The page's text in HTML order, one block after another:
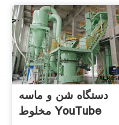
‫دستگاه شن و ماسه
مخلوط‬‎ YouTube